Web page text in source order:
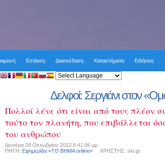
Εστίαση Διασκέδαση Καταστήματα Ειδήσεις
Δελφοί: Σεργιάνι στον
Πολλοί λένε ότι είναι από τους πλέον
τούτο τον πλανήτη, που επιβάλλεται
του ανθρώπου
Δευτέρα 29 Οκτωβρίου 2012 8:41:06 μμ
ΠΗΓΗ: Εφημερίδα «ΤΟ ΒΗΜΑ online» ΧΡΗΣΤΗΣ: ski.gr